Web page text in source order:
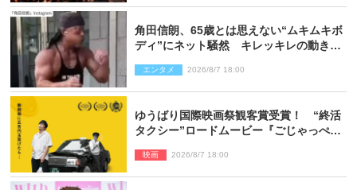
角田信朗、65歳とは思えない“ムキムキボ
ディ”にネット騒然 キレッキレの動きを
エンタメ 2026/8/7 18:00
ゆうばり国際映画祭観客賞受賞！ “終活
タクシー”ロードムービー『ごじゃっぺタ
映画 2026/8/7 18:00